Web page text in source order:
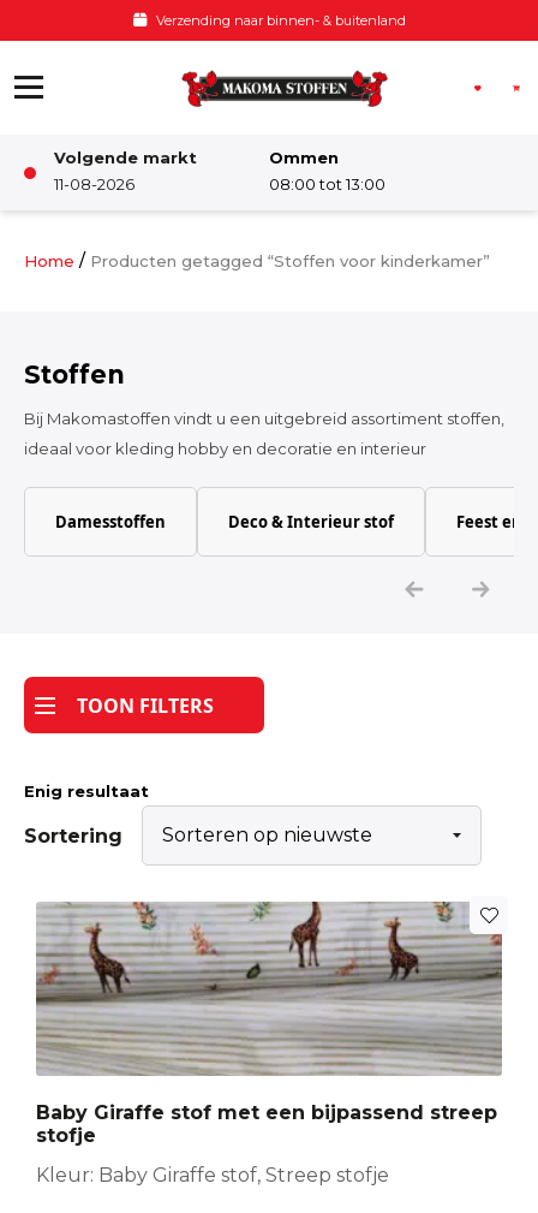
Verzending naar binnen- & buitenland
Volgende markt
11-08-2026
Ommen
08:00 tot 13:00
Damesstoffen
Katoen
Tijdpakker stof
Home / Producten getagged “Stoffen voor kinderkamer”
Stoffen
Bij Makomastoffen vindt u een uitgebreid assortiment stoffen,
ideaal voor kleding hobby en decoratie en interieur
Damesstoffen Deco & Interieur stof Feest en
TOON FILTERS
Enig resultaat
Sortering
Baby Giraffe stof met een bijpassend streep
stofje
Kleur: Baby Giraffe stof, Streep stofje
Dit
product
heeft
meerdere
variaties.
Deze
kan
gekozen
worden